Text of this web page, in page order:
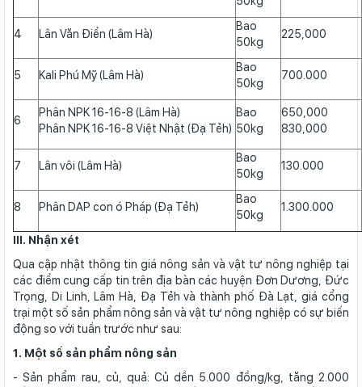
4 Lân Văn Điển (Lâm Hà)
Bao
50kg
225,000
5 Kali Phú Mỹ (Lâm Hà)
Bao
50kg
700.000
6
Phân NPK 16-16-8 (Lâm Hà)
Phân NPK 16-16-8 Việt Nhật (Đạ Tẻh)
Bao
50kg
650,000
830,000
7 Lân vôi (Lâm Hà)
Bao
50kg
130.000
8 Phân DAP con ó Pháp (Đạ Tẻh)
Bao
50kg
1.300.000
III. Nhận xét
Qua cập nhật thông tin giá nông sản và vật tư nông nghiệp tại
các điểm cung cấp tin trên địa bàn các huyện Đơn Dương, Đức
Trọng, Di Linh, Lâm Hà, Đạ Tẻh và thành phố Đà Lạt, giá cổng
trại một số sản phẩm nông sản và vật tư nông nghiệp có sự biến
động so với tuần trước như sau:
1. Một số sản phẩm nông sản
- Sản phẩm rau, củ, quả: Củ dền 5.000 đồng/kg, tăng 2.000